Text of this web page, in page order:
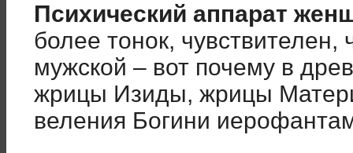
Психический аппарат
более тонок, чувствителен,
мужской – вот почему в
жрицы Изиды, жрицы
веления Богини